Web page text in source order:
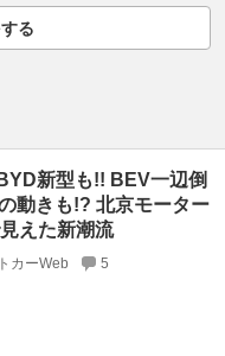
る
新型も!! BEV一辺倒
動きも!? 北京モーター
えた新潮流
カーWeb 5